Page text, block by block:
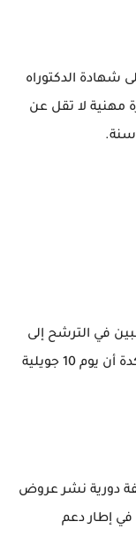
الدكتوراه
مهنية لا تقل عن
في الترشح إلى
إيداع مطالبهم عبر موقعها الإلكتروني، مؤكدة أن يوم 10 جويلية
دورية نشر عروض
في إطار دعم